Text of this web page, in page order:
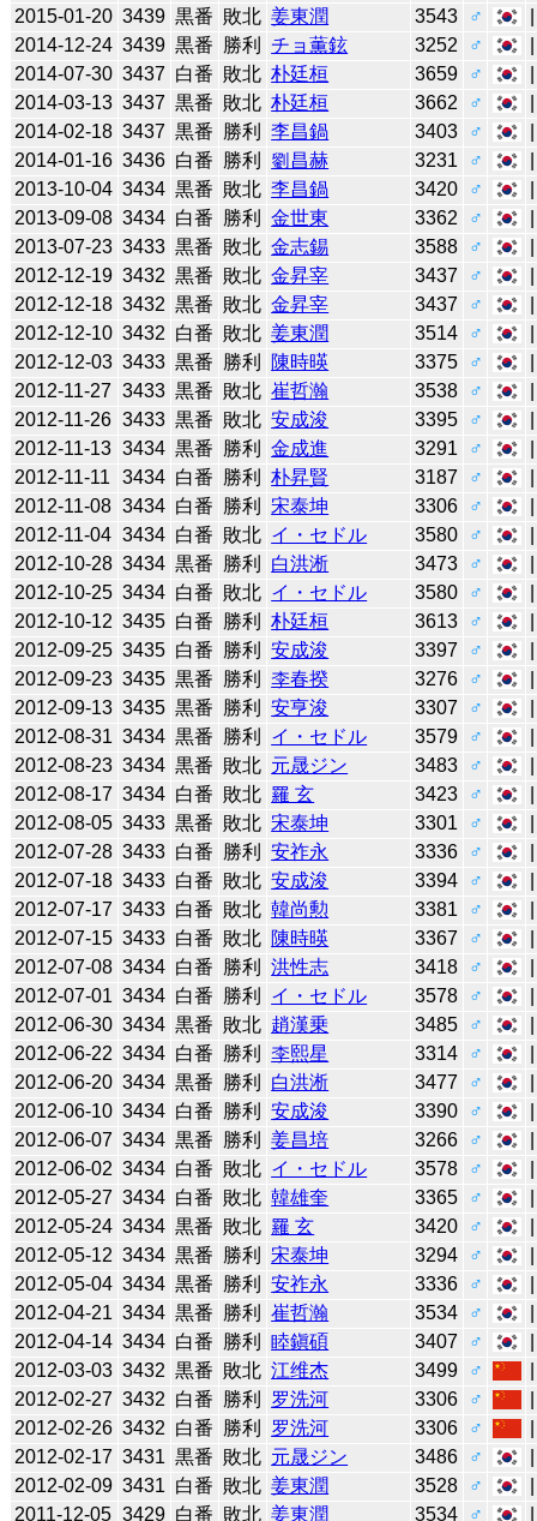
2015-01-20 3439 黒番 敗北 姜東潤 3543 ♂
2014-12-24 3439 黒番 勝利 チョ薫鉉 3252 ♂
2014-07-30 3437 白番 敗北 朴廷桓 3659 ♂
2014-03-13 3437 黒番 敗北 朴廷桓 3662 ♂
2014-02-18 3437 黒番 勝利 李昌鍋 3403 ♂
2014-01-16 3436 白番 勝利 劉昌赫 3231 ♂
2013-10-04 3434 黒番 敗北 李昌鍋 3420 ♂
2013-09-08 3434 白番 勝利 金世東 3362 ♂
2013-07-23 3433 黒番 敗北 金志錫 3588 ♂
2012-12-19 3432 黒番 敗北 金昇宰 3437 ♂
2012-12-18 3432 黒番 敗北 金昇宰 3437 ♂
2012-12-10 3432 白番 敗北 姜東潤 3514 ♂
2012-12-03 3433 黒番 勝利 陳時暎 3375 ♂
2012-11-27 3433 黒番 敗北 崔哲瀚 3538 ♂
2012-11-26 3433 黒番 敗北 安成浚 3395 ♂
2012-11-13 3434 黒番 勝利 金成進 3291 ♂
2012-11-11
3434 白番 勝利 朴昇賢 3187 ♂
2012-11-08 3434 白番 勝利 宋泰坤 3306 ♂
2012-11-04 3434 白番 敗北 イ・セドル 3580 ♂
2012-10-28 3434 黒番 勝利 白洪淅 3473 ♂
2012-10-25 3434 白番 敗北 イ・セドル 3580 ♂
2012-10-12 3435 白番 勝利 朴廷桓 3613 ♂
2012-09-25 3435 白番 勝利 安成浚 3397 ♂
2012-09-23 3435 黒番 勝利 李春揆 3276 ♂
2012-09-13 3435 黒番 勝利 安亨浚 3307 ♂
2012-08-31 3434 黒番 勝利 イ・セドル 3579 ♂
2012-08-23 3434 黒番 敗北 元晟ジン 3483 ♂
2012-08-17 3434 白番 敗北 羅 玄 3423 ♂
2012-08-05 3433 黒番 敗北 宋泰坤 3301 ♂
2012-07-28 3433 白番 勝利 安祚永 3336 ♂
2012-07-18 3433 白番 敗北 安成浚 3394 ♂
2012-07-17 3433 白番 敗北 韓尚勲 3381 ♂
2012-07-15 3433 白番 敗北 陳時暎 3367 ♂
2012-07-08 3434 白番 勝利 洪性志 3418 ♂
2012-07-01 3434 白番 勝利 イ・セドル 3578 ♂
2012-06-30 3434 黒番 敗北 趙漢乗 3485 ♂
2012-06-22 3434 白番 勝利 李熙星 3314 ♂
2012-06-20 3434 黒番 勝利 白洪淅 3477 ♂
2012-06-10 3434 白番 勝利 安成浚 3390 ♂
2012-06-07 3434 黒番 勝利 姜昌培 3266 ♂
2012-06-02 3434 白番 敗北 イ・セドル 3578 ♂
2012-05-27 3434 白番 敗北 韓雄奎 3365 ♂
2012-05-24 3434 黒番 敗北 羅 玄 3420 ♂
2012-05-12 3434 黒番 勝利 宋泰坤 3294 ♂
2012-05-04 3434 黒番 勝利 安祚永 3336 ♂
2012-04-21 3434 黒番 勝利 崔哲瀚 3534 ♂
2012-04-14 3434 白番 勝利 睦鎭碩 3407 ♂
2012-03-03 3432 黒番 敗北 江维杰 3499 ♂
2012-02-27 3432 白番 勝利 罗洗河 3306 ♂
2012-02-26 3432 白番 勝利 罗洗河 3306 ♂
2012-02-17 3431 黒番 敗北 元晟ジン 3486 ♂
2012-02-09 3431 白番 敗北 姜東潤 3528 ♂
2011-12-05 3429 白番 敗北 姜東潤 3534 ♂